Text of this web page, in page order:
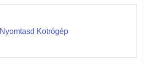
Nyomtasd Kotrógép